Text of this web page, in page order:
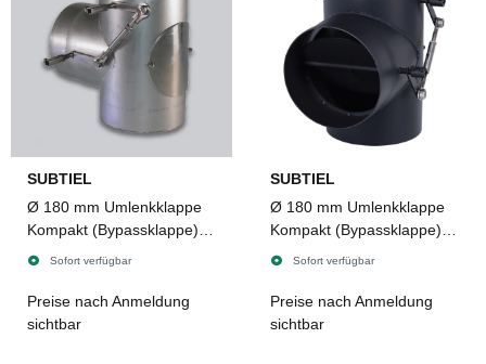
SUBTIEL
Ø 180 mm Umlenkklappe
Kompakt (Bypassklappe)
mit Revisionstür, 8 x 8 mm
dichtschließend, Edelstahl
2 mm
Sofort verfügbar
Preise nach Anmeldung
sichtbar
SUBTIEL
Ø 180 mm Umlenkklappe
Kompakt (Bypassklappe)
mit Revisionstür, 8 x 8 mm
dichtschließend,
Senotherm 2 mm
Sofort verfügbar
Preise nach Anmeldung
sichtbar